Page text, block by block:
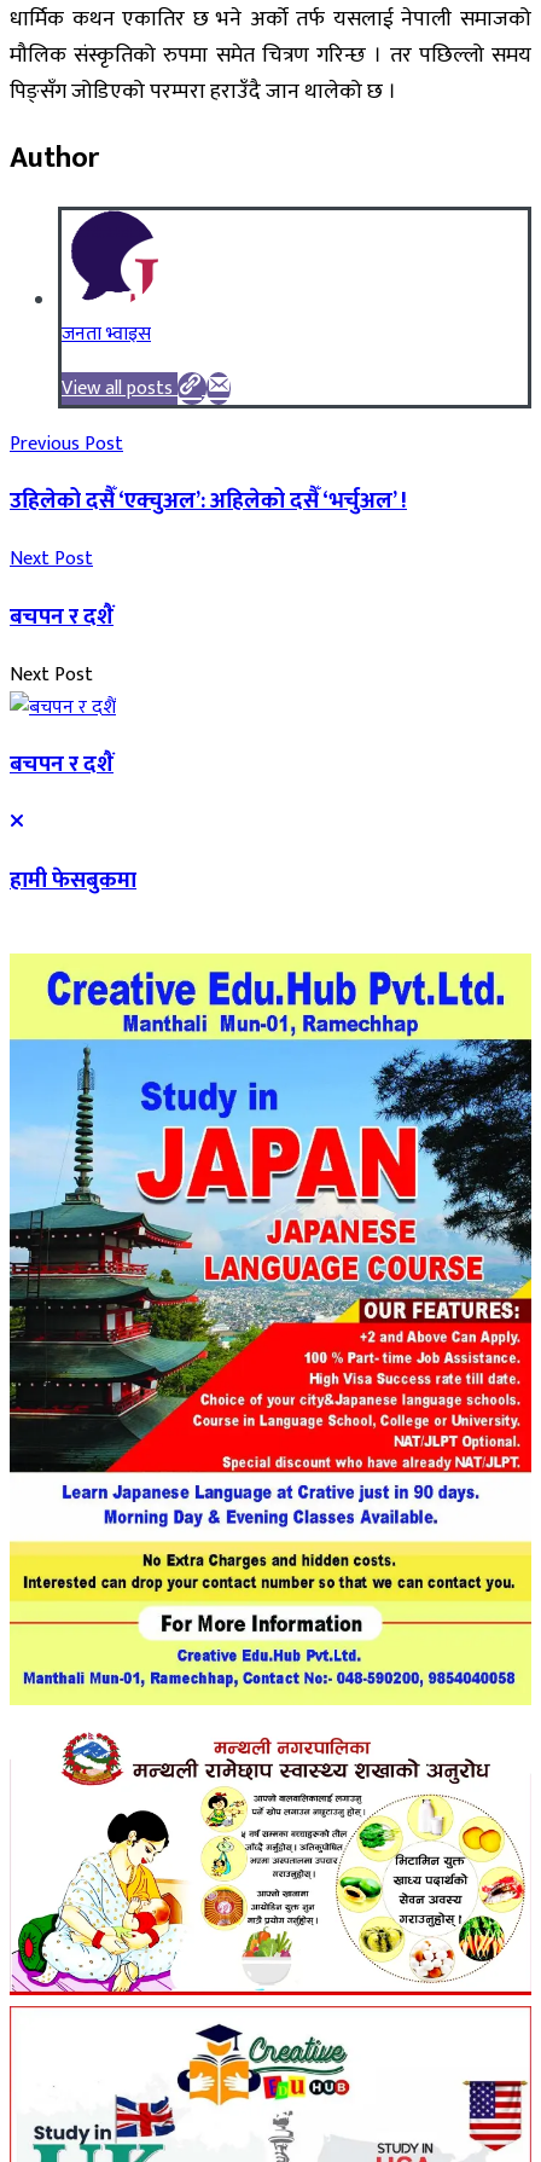
धार्मिक कथन एकातिर छ भने अर्को तर्फ यसलाई नेपाली समाजको
मौलिक संस्कृतिको रुपमा समेत चित्रण गरिन्छ । तर पछिल्लो समय
पिङ्सँग जोडिएको परम्परा हराउँदै जान थालेको छ ।
Author
जनता भ्वाइस
View all posts
Previous Post
उहिलेको दसैँ ‘एक्चुअल’: अहिलेको दसैँ ‘भर्चुअल’ !
Next Post
बचपन र दशैं
Next Post
बचपन र दशैं
हामी फेसबुकमा